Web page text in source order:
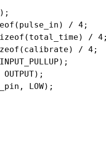
/ 4;
/
/ 4;
OUTPUT);
LOW);